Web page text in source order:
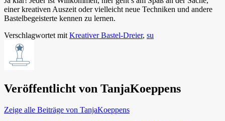
einer kreativen Auszeit oder vielleicht neue Techniken und andere
Bastelbegeisterte kennen zu lernen.
Verschlagwortet mit Kreativer Bastel-Dreier, su
Veröffentlicht von TanjaKoeppens
Zeige alle Beiträge von TanjaKoeppens